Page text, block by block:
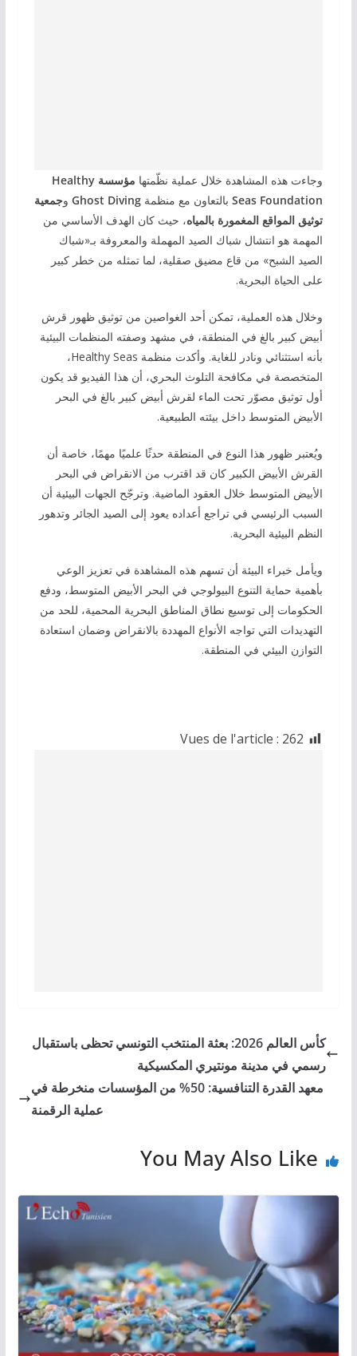
وجاءت هذه المشاهدة خلال عملية نظّمتها
مؤسسة Healthy
Seas Foundationبالتعاون مع منظمة Ghost Divingوجمعية
توثيق المواقع المغمورة بالمياه، حيث كان الهدف الأساسي من
المهمة هو انتشال شباك الصيد المهملة والمعروفة بـ«شباك
الصيد الشبح» من قاع مضيق صقلية، لما تمثله من خطر كبير
على الحياة البحرية.
وخلال هذه العملية، تمكن أحد الغواصين من توثيق ظهور قرش
أبيض كبير بالغ في المنطقة، في مشهد وصفته المنظمات البيئية
بأنه استثنائي ونادر للغاية. وأكدت منظمة Healthy Seas،
المتخصصة في مكافحة التلوث البحري، أن هذا الفيديو قد يكون
أول توثيق مصوّر تحت الماء لقرش أبيض كبير بالغ في البحر
الأبيض المتوسط داخل بيئته الطبيعية.
ويُعتبر ظهور هذا النوع في المنطقة حدثًا علميًا مهمًا، خاصة أن
القرش الأبيض الكبير كان قد اقترب من الانقراض في البحر
الأبيض المتوسط خلال العقود الماضية. وترجّح الجهات البيئية أن
السبب الرئيسي في تراجع أعداده يعود إلى الصيد الجائر وتدهور
النظم البيئية البحرية.
ويأمل خبراء البيئة أن تسهم هذه المشاهدة في تعزيز الوعي
بأهمية حماية التنوع البيولوجي في البحر الأبيض المتوسط، ودفع
الحكومات إلى توسيع نطاق المناطق البحرية المحمية، للحد من
التهديدات التي تواجه الأنواع المهددة بالانقراض وضمان استعادة
التوازن البيئي في المنطقة.
Vues de l'article : 262
كأس العالم 2026: بعثة المنتخب التونسي تحظى باستقبال
رسمي في مدينة مونتيري المكسيكية
معهد القدرة التنافسية: 50% من المؤسسات منخرطة في
عملية الرقمنة
You May Also Like